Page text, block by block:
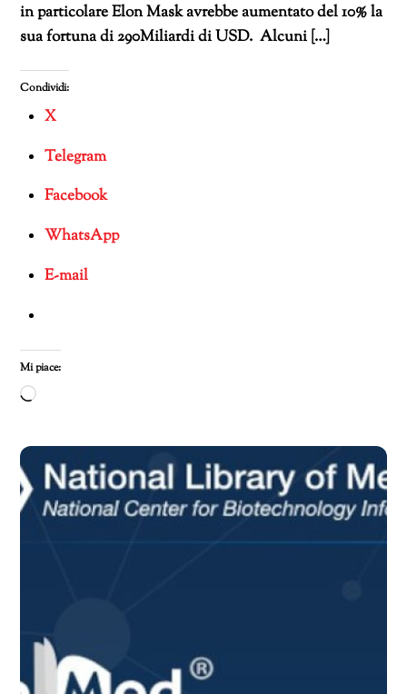
in particolare Elon Mask avrebbe aumentato del 10% la
sua fortuna di 290Miliardi di USD. Alcuni […]
Condividi:
X
Telegram
Facebook
WhatsApp
E-mail
Mi piace:
Caricamento
corso…